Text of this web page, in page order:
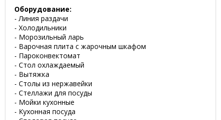
Оборудование:
- Линия раздачи
- Холодильники
- Морозильный ларь
- Варочная плита с жарочным шкафом
- Пароконвектомат
- Стол охлаждаемый
- Вытяжка
- Столы из нержавейки
- Стеллажи для посуды
- Мойки кухонные
- Кухонная посуда